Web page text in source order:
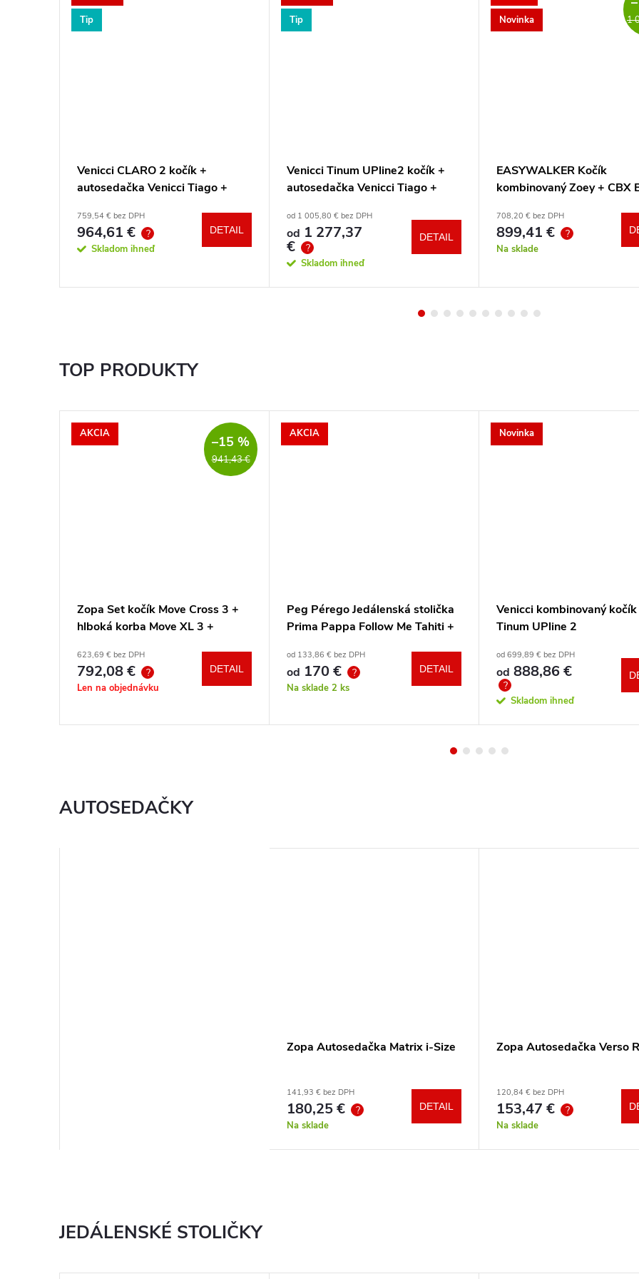
Tip
Venicci CLARO 2 kočík +
autosedačka Venicci Tiago +
759,54 € bez DPH
964,61 € ?
Skladom ihneď
DETAIL
Tip
Venicci Tinum UPline2 kočík +
autosedačka Venicci Tiago +
od 1 005,80 € bez DPH
od 1 277,37
€ ?
Skladom ihneď
DETAIL
Novinka
1
EASYWALKER Kočík
kombinovaný Zoey + CBX
základňa
708,20 € bez DPH
899,41 € ?
Na sklade
TOP PRODUKTY
AKCIA
941,43 €
–15 %
Zopa Set kočík Move Cross 3 +
hlboká korba Move XL 3 +
výberu + báza
623,69 € bez DPH
792,08 € ?
Len na objednávku
DETAIL
AKCIA
Peg Pérego Jedálenská stolička
Prima Pappa Follow Me Tahiti +
od 133,86 € bez DPH
od 170 € ?
Na sklade 2 ks
DETAIL
Novinka
Venicci kombinovaný kočík
Tinum UPline 2
od 699,89 € bez DPH
od 888,86 €
?
Skladom ihneď
AUTOSEDAČKY
Zopa Autosedačka Matrix i-Size
141,93 € bez DPH
180,25 € ?
Na sklade
DETAIL
Zopa Autosedačka Verso
120,84 € bez DPH
153,47 € ?
Na sklade
JEDÁLENSKÉ STOLIČKY